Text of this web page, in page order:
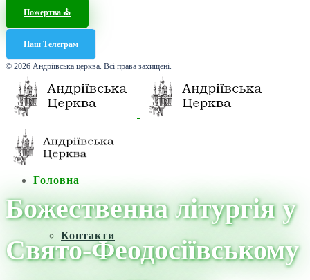
Пожертва ⛪️
Наш Телеграм
© 2026 Андріївська церква. Всі права захищені.
Головна
Контакти
Божественна літургія у
Свято-Феодосіївському